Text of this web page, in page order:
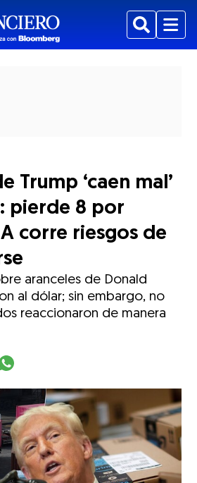
BuscarMenu
Trump ‘caen mal’
pierde 8 por
corre riesgos de
aranceles de Donald
al dólar; sin embargo, no
reaccionaron de manera
mediante Email
actual mediante Facebook
artículo actual mediante Twitter
el artículo actual mediante LinkedIn
Compartir el artículo actual mediante